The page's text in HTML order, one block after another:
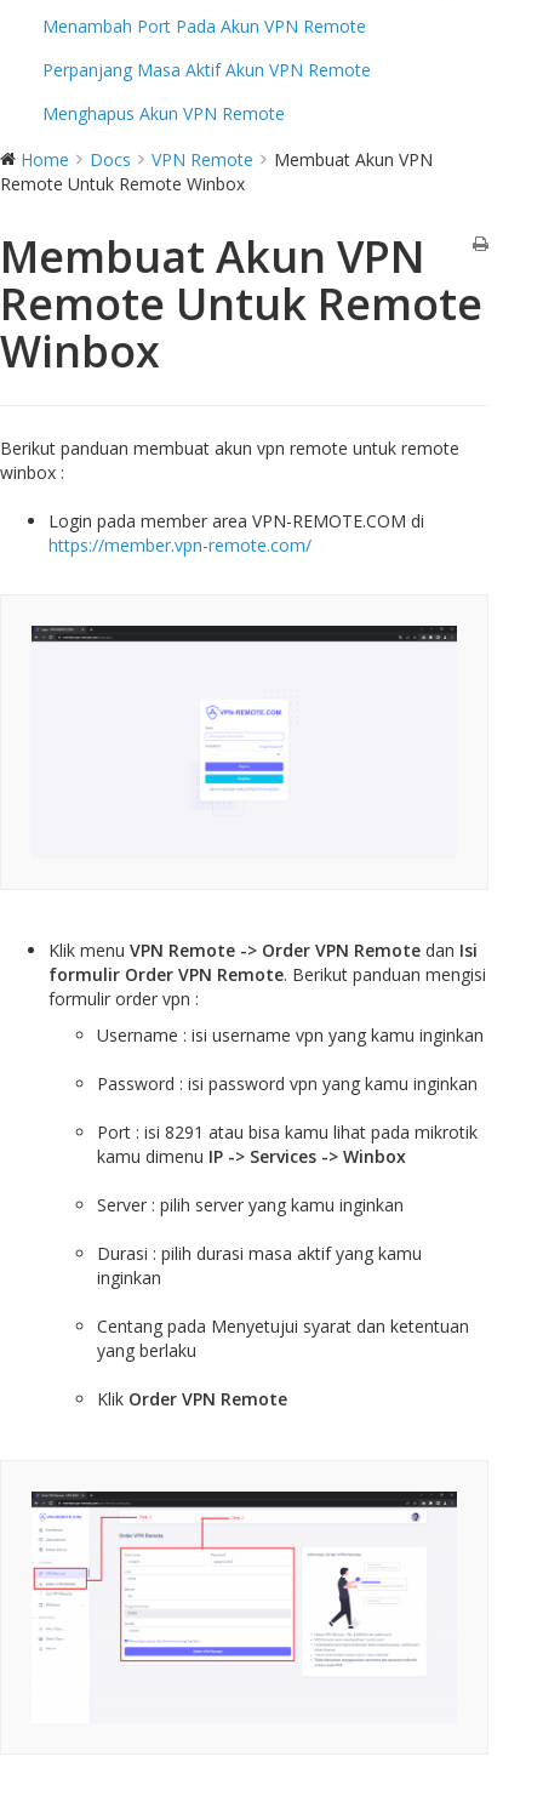
Menambah Port Pada Akun VPN Remote
Perpanjang Masa Aktif Akun VPN Remote
Menghapus Akun VPN Remote
Home
Docs VPN Remote
Membuat Akun VPN
Remote Untuk Remote Winbox
Membuat Akun VPN
Remote Untuk Remote
Winbox
Berikut panduan membuat akun vpn remote untuk remote
winbox :
Login pada member area VPN-REMOTE.COM di
https://member.vpn-remote.com/
Klik menu VPN Remote -> Order VPN Remote dan Isi
formulir Order VPN Remote. Berikut panduan mengisi
formulir order vpn :
Username : isi username vpn yang kamu inginkan
Password : isi password vpn yang kamu inginkan
Port : isi 8291 atau bisa kamu lihat pada mikrotik
kamu dimenu IP -> Services -> Winbox
Server : pilih server yang kamu inginkan
Durasi : pilih durasi masa aktif yang kamu
inginkan
Centang pada Menyetujui syarat dan ketentuan
yang berlaku
Klik Order VPN Remote